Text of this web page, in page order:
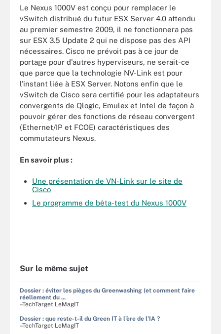
Le Nexus 1000V est conçu pour remplacer le
vSwitch distribué du futur ESX Server 4.0 attendu
au premier semestre 2009, il ne fonctionnera pas
sur ESX 3.5 Update 2 qui ne dispose pas des API
nécessaires. Cisco ne prévoit pas à ce jour de
portage pour d'autres hyperviseurs, ne serait-ce
que parce que la technologie NV-Link est pour
l'instant liée à ESX Server. Notons enfin que le
vSwitch de Cisco sera certifié pour les adaptateurs
convergents de Qlogic, Emulex et Intel de façon à
pouvoir gérer des fonctions de réseau convergent
(Ethernet/IP et FCOE) caractéristiques des
commutateurs Nexus.
En savoir plus :
Une présentation de VN-Link sur le site de
Cisco
Le programme de bêta-test du Nexus 1000V
Sur le même sujet
Dossier : éviter les pièges du Greenwashing (et comment faire
réellement du ...
–TechTarget LeMagIT
Dossier : que reste-t-il du Green IT à l'ère de l'IA ?
–TechTarget LeMagIT